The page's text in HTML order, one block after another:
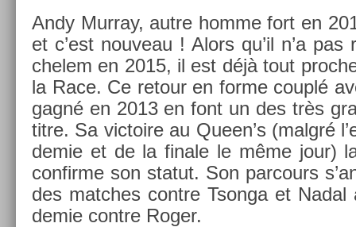
Andy Mur­ray, autre homme fort en
et c’est nouveau ! Alors qu’il n’a
chelem en 2015, il est déjà tout
la Race. Ce re­tour en forme couplé
gagné en 2013 en font un des très
titre. Sa vic­toire au Queen’s (malgré
demie et de la fin­ale le même jour)
con­fir­me son statut. Son par­cours
des matches con­tre Tson­ga et Nadal
demie con­tre Roger.